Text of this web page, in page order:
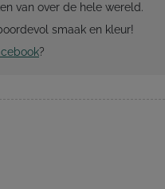
van over de hele wereld.
smaak en kleur!
?